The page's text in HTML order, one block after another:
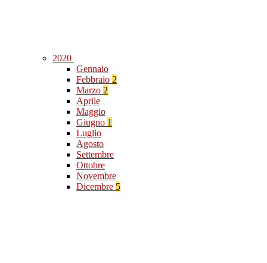
2020
Gennaio
Febbraio 2
Marzo 2
Aprile
Maggio
Giugno 1
Luglio
Agosto
Settembre
Ottobre
Novembre
Dicembre 5